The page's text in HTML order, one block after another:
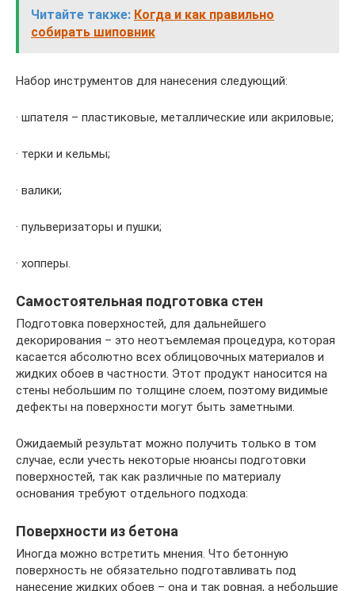
Читайте также: Когда и как правильно
собирать шиповник
Набор инструментов для нанесения следующий:
· шпателя – пластиковые, металлические или акриловые;
· терки и кельмы;
· валики;
· пульверизаторы и пушки;
· хопперы.
Самостоятельная подготовка стен
Подготовка поверхностей, для дальнейшего
декорирования – это неотъемлемая процедура, которая
касается абсолютно всех облицовочных материалов и
жидких обоев в частности. Этот продукт наносится на
стены небольшим по толщине слоем, поэтому видимые
дефекты на поверхности могут быть заметными.
Ожидаемый результат можно получить только в том
случае, если учесть некоторые нюансы подготовки
поверхностей, так как различные по материалу
основания требуют отдельного подхода:
Поверхности из бетона
Иногда можно встретить мнения. Что бетонную
поверхность не обязательно подготавливать под
нанесение жидких обоев – она и так ровная, а небольшие